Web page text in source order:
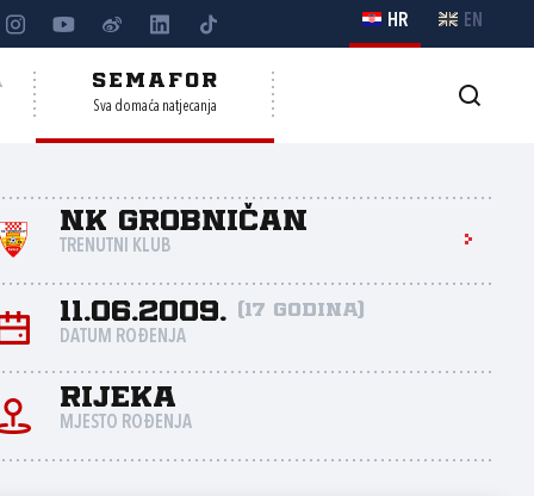
HR EN
SEMAFOR
Sva domaća natjecanja
NK Grobničan
TRENUTNI KLUB
11.06.2009. (17 godina)
DATUM ROĐENJA
Rijeka
MJESTO ROĐENJA